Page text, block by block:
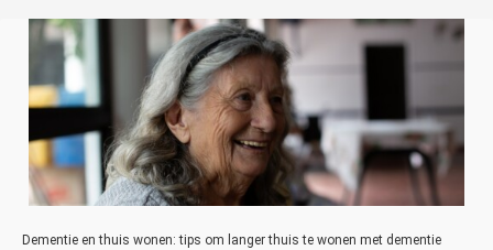
Dementie en thuis wonen: tips om langer thuis te wonen met dementie